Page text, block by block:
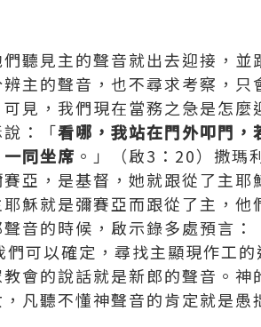
聽見主的聲音就出去迎接，並
主的聲音，也不尋求考察，只
見，我們現在當務之急是怎麼
：「看哪，我站在門外叩門，
同坐席 。」（啟3：20）撒瑪
亞，是基督，她就跟從了主耶
穌就是彌賽亞而跟從了主，他
音的時候，啟示錄多處預言：
們可以確定，尋找主顯現作工的
會的說話就是新郎的聲音。神
凡聽不懂神聲音的肯定就是愚